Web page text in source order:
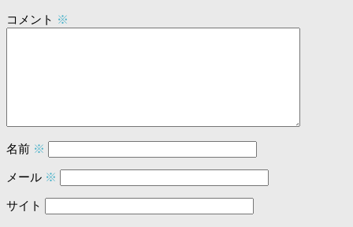
コメント ※
名前 ※
メール ※
サイト